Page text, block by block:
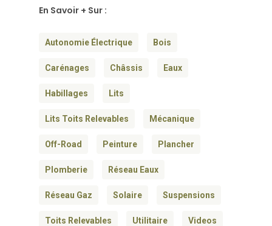
En Savoir + Sur :
Autonomie Électrique Bois
Carénages Châssis Eaux
Habillages Lits
Lits Toits Relevables Mécanique
Off-Road Peinture Plancher
Plomberie Réseau Eaux
Réseau Gaz Solaire Suspensions
Toits Relevables Utilitaire Videos